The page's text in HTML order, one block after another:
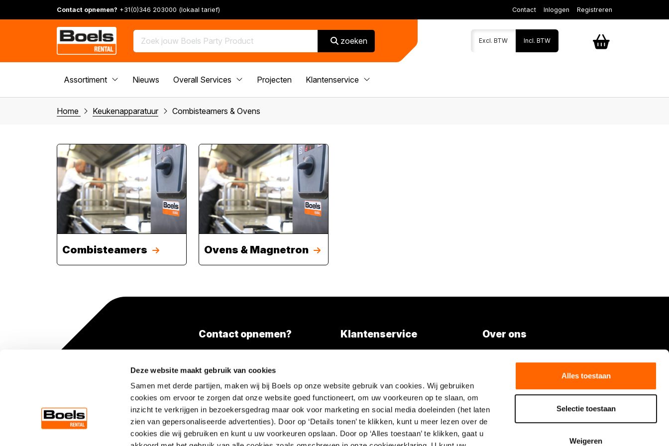
Deze website maakt gebruik van cookies
Samen met derde partijen, maken wij bij Boels op onze website gebruik van cookies. Wij gebruiken
cookies om ervoor te zorgen dat onze website goed functioneert, om uw voorkeuren op te slaan, om
inzicht te verkrijgen in bezoekersgedrag maar ook voor marketing en social media doeleinden (het laten
zien van gepersonaliseerde advertenties). Door op ‘Details tonen’ te klikken, kunt u meer lezen over de
cookies die wij gebruiken en kunt u uw voorkeuren opslaan. Door op ‘Alles toestaan’ te klikken, gaat u
Alles toestaan
Selectie toestaan
Weigeren
Contact opnemen? +31(0)346 203000 (lokaal tarief) Contact Inloggen Registreren
zoeken
Assortiment Nieuws Overall Services Projecten Klantenservice
Excl. BTW Incl. BTW
Home Keukenapparatuur Combisteamers & Ovens
Combisteamers Ovens & Magnetron
Contact opnemen?
(lokaal tarief)
Klantenservice
FAQ
Contact
Over ons
Boels.com
Volg Boels Rental